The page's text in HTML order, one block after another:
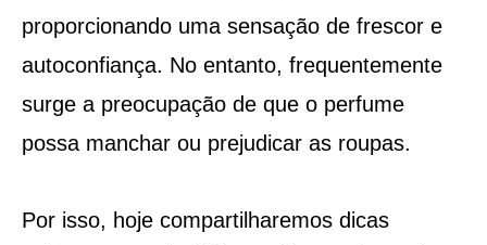
proporcionando uma sensação de frescor e
autoconfiança. No entanto, frequentemente
surge a preocupação de que o perfume
possa manchar ou prejudicar as roupas.
Por isso, hoje compartilharemos dicas